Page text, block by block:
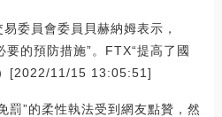
委員會委員貝赫納姆表示，
的預防措施”。FTX“提高了國
[2022/11/15 13:05:51]
罰”的柔性執法受到網友點贊，然